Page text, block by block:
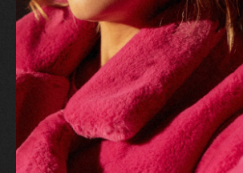
+7 977 835 70 20